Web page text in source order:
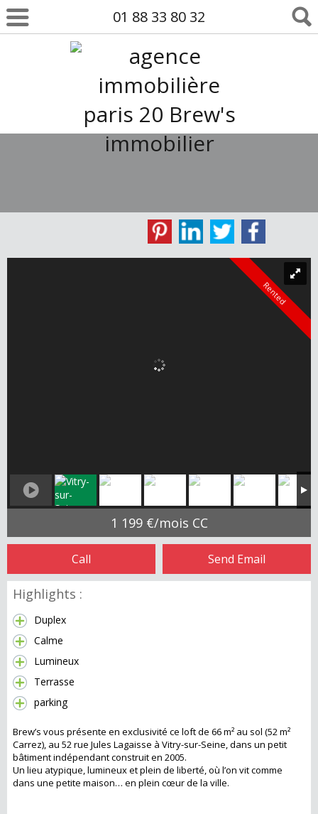
01 88 33 80 32
Rented
1 199 €/mois CC
Call Send Email
Highlights :
Duplex
Calme
Lumineux
Terrasse
parking
Brew’s vous présente en exclusivité ce loft de 66 m² au sol (52 m²
Carrez), au 52 rue Jules Lagaisse à Vitry-sur-Seine, dans un petit
bâtiment indépendant construit en 2005.
Un lieu atypique, lumineux et plein de liberté, où l’on vit comme
dans une petite maison… en plein cœur de la ville.